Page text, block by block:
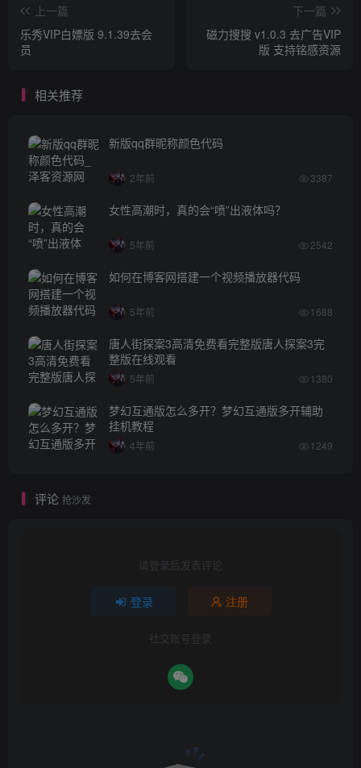
上一篇
乐秀VIP白嫖版 9.1.39去会
员
下一篇
磁力搜搜 v1.0.3 去广告VIP
版 支持铭感资源
相关推荐
新版qq群昵称颜色代码
2年前 3387
女性高潮时，真的会“喷”出液体吗？
5年前 2542
如何在博客网搭建一个视频播放器代码
5年前 1688
唐人街探案3高清免费看完整版唐人探案3完
整版在线观看
5年前 1380
梦幻互通版怎么多开？梦幻互通版多开辅助
挂机教程
4年前 1249
评论 抢沙发
请登录后发表评论
登录 注册
社交账号登录